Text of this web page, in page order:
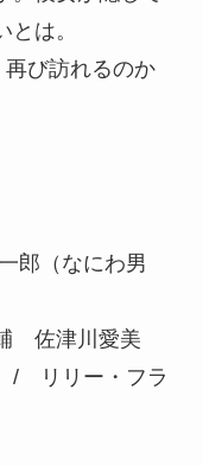
は。
再び訪れるのか
（なにわ男
佐津川愛美
リリー・フラ